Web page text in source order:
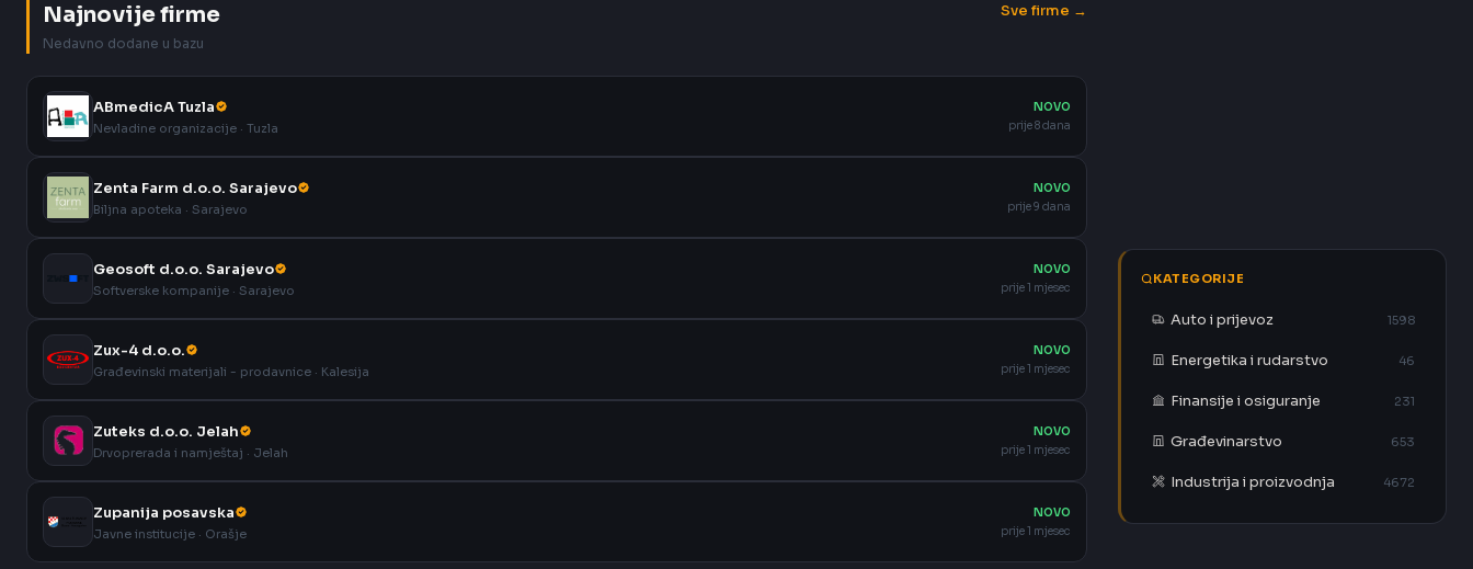
Najnovije firme
Nedavno dodane u bazu
Sve firme →
ABmedicA Tuzla
Nevladine organizacije · Tuzla
NOVO
prije 8 dana
Zenta Farm d.o.o. Sarajevo
Biljna apoteka · Sarajevo
NOVO
prije 9 dana
Geosoft d.o.o. Sarajevo
Softverske kompanije · Sarajevo
NOVO
prije 1 mjesec
Zux-4 d.o.o.
Građevinski materijali - prodavnice · Kalesija
NOVO
prije 1 mjesec
Zuteks d.o.o. Jelah
Drvoprerada i namještaj · Jelah
NOVO
prije 1 mjesec
Zupanija posavska
Javne institucije · Orašje
NOVO
prije 1 mjesec
KATEGORIJE
Auto i prijevoz 1598
Energetika i rudarstvo 46
Finansije i osiguranje 231
Građevinarstvo 653
Industrija i proizvodnja 4672